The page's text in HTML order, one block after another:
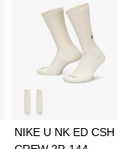
第一商業銀行
彰化商業銀行
NIKE U NK ED CSH